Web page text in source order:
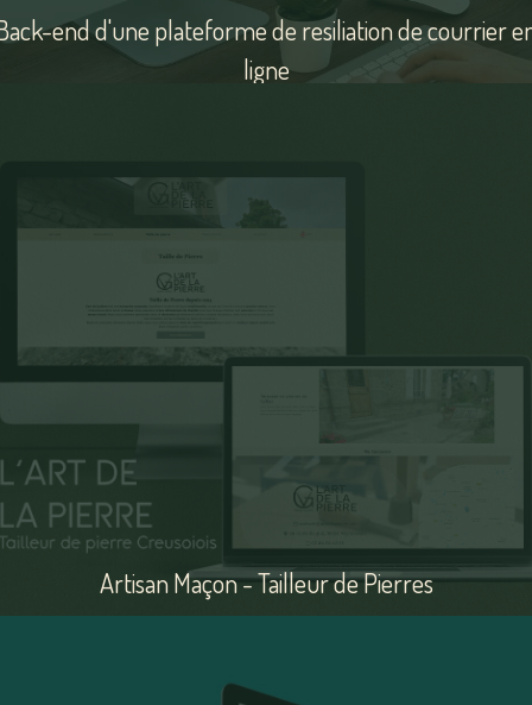
le
site
end d'une plateforme de resiliation de courrier
ligne
Artisan Maçon - Tailleur de Pierres
Matron Steven